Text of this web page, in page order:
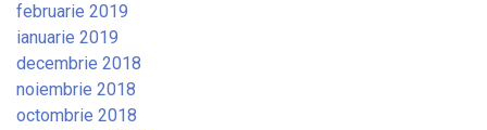
februarie 2019
ianuarie 2019
decembrie 2018
noiembrie 2018
octombrie 2018